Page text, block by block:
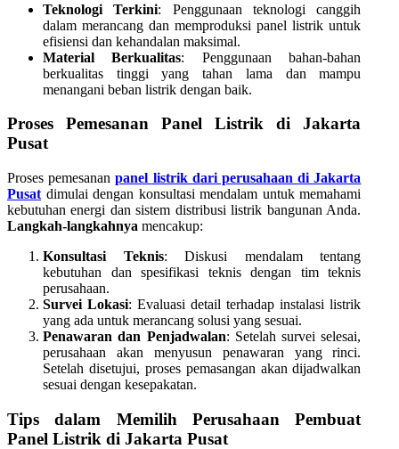
Teknologi Terkini: Penggunaan teknologi canggih
dalam merancang dan memproduksi panel listrik untuk
efisiensi dan kehandalan maksimal.
Material Berkualitas: Penggunaan bahan-bahan
berkualitas tinggi yang tahan lama dan mampu
menangani beban listrik dengan baik.
Proses Pemesanan Panel Listrik di Jakarta
Pusat
Proses pemesananpanel listrik dari perusahaan di Jakarta
Pusat dimulai dengan konsultasi mendalam untuk memahami
kebutuhan energi dan sistem distribusi listrik bangunan Anda.
Langkah-langkahnya mencakup:
Konsultasi Teknis: Diskusi mendalam tentang
kebutuhan dan spesifikasi teknis dengan tim teknis
perusahaan.
Survei Lokasi: Evaluasi detail terhadap instalasi listrik
yang ada untuk merancang solusi yang sesuai.
Penawaran dan Penjadwalan: Setelah survei selesai,
perusahaan akan menyusun penawaran yang rinci.
Setelah disetujui, proses pemasangan akan dijadwalkan
sesuai dengan kesepakatan.
Tips dalam Memilih Perusahaan Pembuat
Panel Listrik di Jakarta Pusat